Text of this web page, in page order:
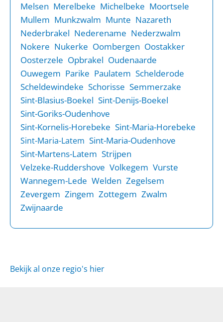
Melsen Merelbeke Michelbeke Moortsele
Mullem Munkzwalm Munte Nazareth
Nederbrakel Nederename Nederzwalm
Nokere Nukerke Oombergen Oostakker
Oosterzele Opbrakel Oudenaarde
Ouwegem Parike Paulatem Schelderode
Scheldewindeke Schorisse Semmerzake
Sint-Blasius-Boekel Sint-Denijs-Boekel
Sint-Goriks-Oudenhove
Sint-Kornelis-Horebeke Sint-Maria-Horebeke
Sint-Maria-Latem Sint-Maria-Oudenhove
Sint-Martens-Latem Strijpen
Velzeke-Ruddershove Volkegem Vurste
Wannegem-Lede Welden Zegelsem
Zevergem Zingem Zottegem Zwalm
Zwijnaarde
Bekijk al onze regio's hier